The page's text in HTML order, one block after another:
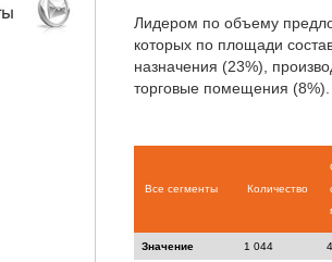
КЛИЕНТЫ
Лидером по объему
которых по площади
назначения (23%),
торговые помещения (8%).
Все сегменты Количество
Значение 1 044